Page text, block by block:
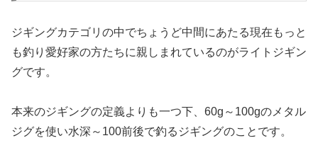
ジギングカテゴリの中でちょうど中間にあたる現在もっと
も釣り愛好家の方たちに親しまれているのがライトジギン
グです。
本来のジギングの定義よりも一つ下、60g～100gのメタル
ジグを使い水深～100前後で釣るジギングのことです。